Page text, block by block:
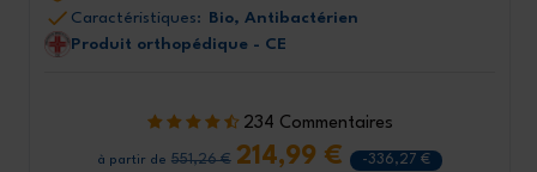
Caractéristiques: Bio, Antibactérien
Produit orthopédique - CE
234 Commentaires
à partir de 551,26 € 214,99 € -336,27 €